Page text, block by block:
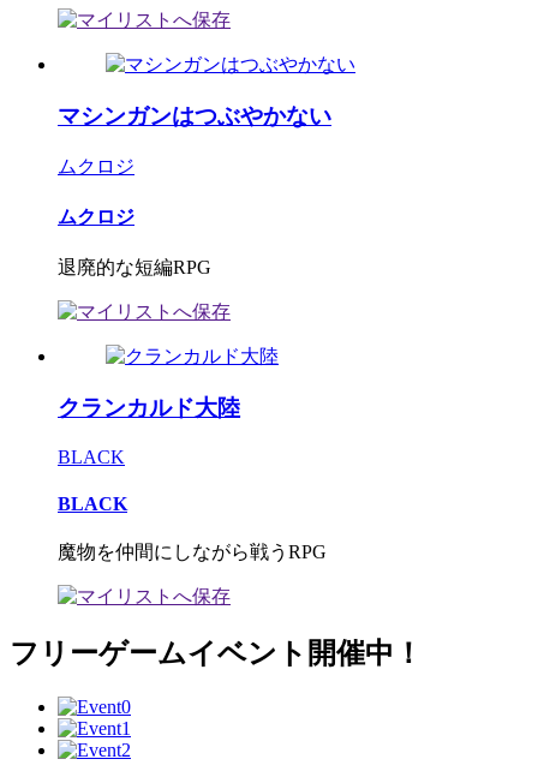
マシンガンはつぶやかない
ムクロジ
ムクロジ
退廃的な短編RPG
クランカルド大陸
BLACK
BLACK
魔物を仲間にしながら戦うRPG
フリーゲームイベント開催中！